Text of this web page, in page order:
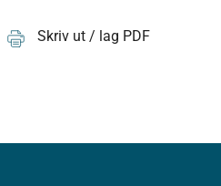
Skriv ut / lag PDF